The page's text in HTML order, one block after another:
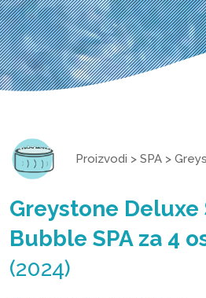
Proizvodi > SPA >
Greystone Deluxe
Bubble SPA za 4
(2024)